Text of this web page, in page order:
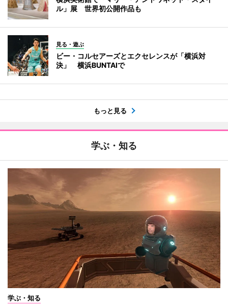
ル」展 世界初公開作品も
見る・遊ぶ
ビー・コルセアーズとエクセレンスが「横浜対
決」 横浜BUNTAIで
もっと見る
学ぶ・知る
学ぶ・知る